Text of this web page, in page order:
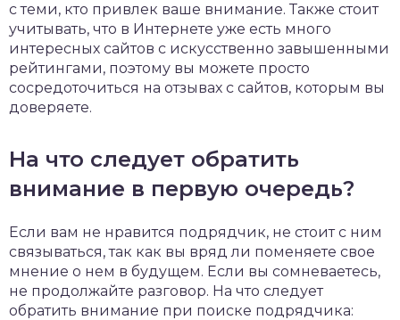
с теми, кто привлек ваше внимание. Также стоит
учитывать, что в Интернете уже есть много
интересных сайтов с искусственно завышенными
рейтингами, поэтому вы можете просто
сосредоточиться на отзывах с сайтов, которым вы
доверяете.
На что следует обратить
внимание в первую очередь?
Если вам не нравится подрядчик, не стоит с ним
связываться, так как вы вряд ли поменяете свое
мнение о нем в будущем. Если вы сомневаетесь,
не продолжайте разговор. На что следует
обратить внимание при поиске подрядчика: